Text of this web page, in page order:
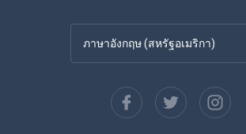
ภาษาอังกฤษ (สหรัฐอเมริกา)
Español